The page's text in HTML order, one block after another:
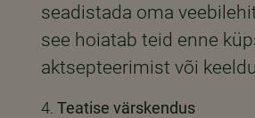
seadistada oma
see hoiatab teid enne
aktsepteerimist või
Teatise värskendus